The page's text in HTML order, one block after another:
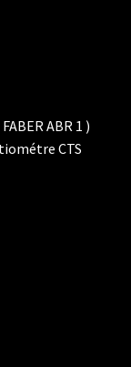
ABR 1 )
CTS